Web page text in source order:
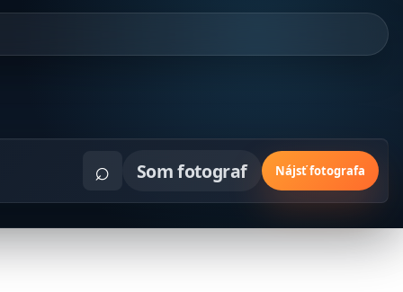
⌕ Som fotograf Nájsť fotografa